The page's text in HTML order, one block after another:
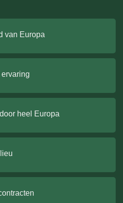
van Europa
heel Europa